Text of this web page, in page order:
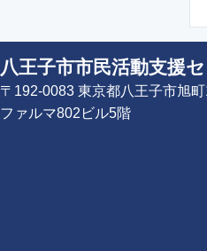
八王子市市民活動支援
〒192-0083 東京都八王子市旭
ファルマ802ビル5階